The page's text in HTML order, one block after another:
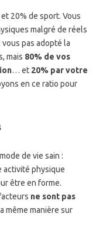
20% de sport. Vous
malgré de réels
pas adopté la
mais 80% de vos
… et 20% par votre
en ce ratio pour
de vie sain :
activité physique
être en forme.
ne sont pas
même manière sur